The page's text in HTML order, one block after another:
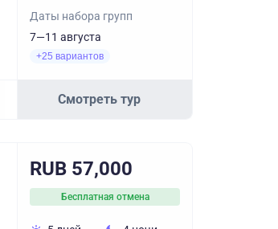
Даты набора групп
7—11 августа
+25 вариантов
Смотреть тур
RUB 57,000
Бесплатная отмена